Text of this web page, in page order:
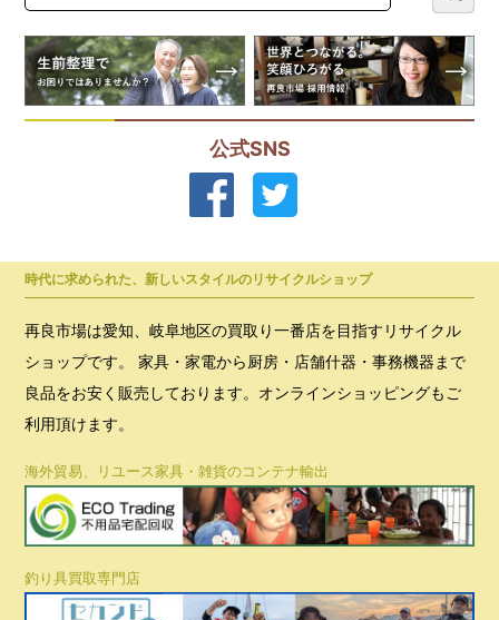
公式SNS
時代に求められた、新しいスタイルのリサイクルショップ
再良市場は愛知、岐阜地区の買取り一番店を目指すリサイクル
ショップです。 家具・家電から厨房・店舗什器・事務機器まで
良品をお安く販売しております。オンラインショッピングもご
利用頂けます。
海外貿易、リユース家具・雑貨のコンテナ輸出
釣り具買取専門店